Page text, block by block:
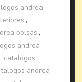
andrea
,
bolsas ,
andrea
catalogos
andrea